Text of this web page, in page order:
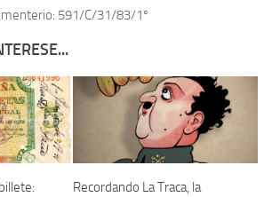
de la represión en Talavera de la Reina (1937-
en Toledo 1936-1947 | Buscador
de abril de 1939 de Tembleque
591/C/31/83/1º
Recordando La Traca, la